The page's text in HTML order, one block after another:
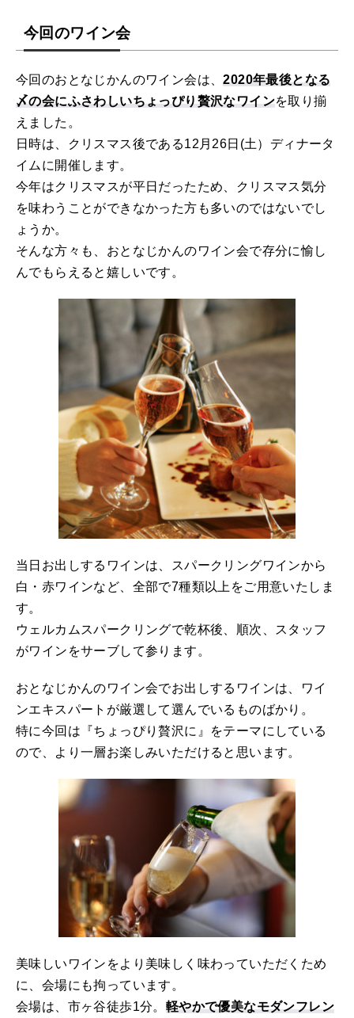
今回のワイン会
今回のおとなじかんのワイン会は、2020年最後となる
〆の会にふさわしいちょっぴり贅沢なワインを取り揃
えました。
日時は、クリスマス後である12月26日(土）ディナータ
イムに開催します。
今年はクリスマスが平日だったため、クリスマス気分
を味わうことができなかった方も多いのではないでし
ょうか。
そんな方々も、おとなじかんのワイン会で存分に愉し
んでもらえると嬉しいです。
当日お出しするワインは、スパークリングワインから
白・赤ワインなど、全部で7種類以上をご用意いたしま
す。
ウェルカムスパークリングで乾杯後、順次、スタッフ
がワインをサーブして参ります。
おとなじかんのワイン会でお出しするワインは、ワイ
ンエキスパートが厳選して選んでいるものばかり。
特に今回は『ちょっぴり贅沢に』をテーマにしている
ので、より一層お楽しみいただけると思います。
美味しいワインをより美味しく味わっていただくため
に、会場にも拘っています。
会場は、市ヶ谷徒歩1分。 軽やかで優美なモダンフレン